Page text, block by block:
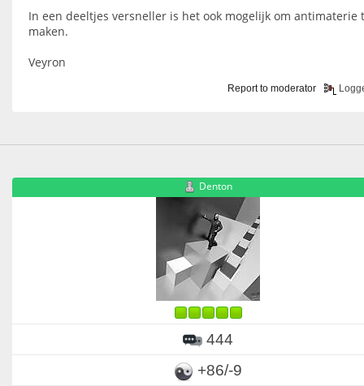
In een deeltjes versneller is het ook mogelijk om antimaterie
maken.
Veyron
Report to moderator
Denton
444
+86/-9